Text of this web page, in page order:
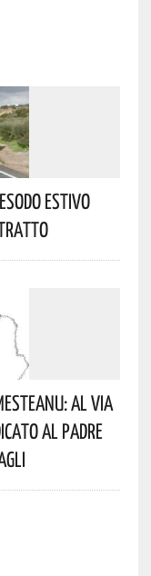
Estivo
Tratto
Al Via
Al Padre